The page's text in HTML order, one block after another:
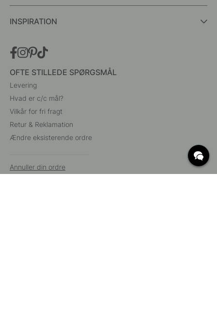
INSPIRATION
OFTE STILLEDE SPØRGSMÅL
Levering
Hvad er c/c mål?
Vilkår for fri fragt
Retur & Reklamation
Ændre eksisterende ordre
Annuller din ordre